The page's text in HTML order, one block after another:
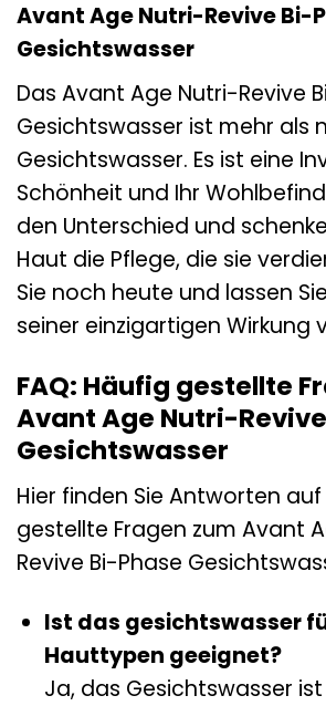
Avant Age Nutri-Revive Bi-
Gesichtswasser
Das Avant Age Nutri-Revive
Gesichtswasser ist mehr als
Gesichtswasser. Es ist eine
Schönheit und Ihr
den Unterschied und
Haut die Pflege, die sie
Sie noch heute und lassen
seiner einzigartigen Wirkung
FAQ: Häufig gestellte
Avant Age Nutri-
Gesichtswasser
Hier finden Sie Antworten
gestellte Fragen zum Avant
Revive Bi-Phase
Ist das gesichtswasser
Hauttypen geeignet?
Ja, das Gesichtswasser